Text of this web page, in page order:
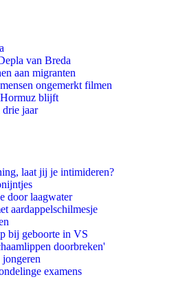
van Breda
aan migranten
ongemerkt filmen
Hormuz blijft
jaar
laat jij je intimideren?
door laagwater
aardappelschilmesje
bij geboorte in VS
doorbreken'
examens